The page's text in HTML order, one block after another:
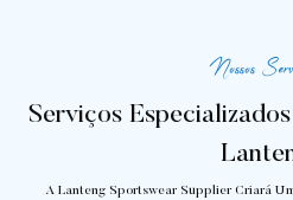
Nossos
Serviços
A Lanteng Sportswear Supplier Criará